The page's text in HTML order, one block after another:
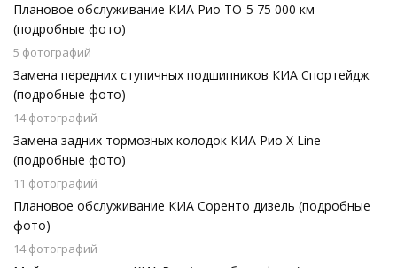
Плановое обслуживание КИА Рио ТО-5 75 000 км
(подробные фото)
5 фотографий
Замена передних ступичных подшипников КИА Спортейдж
(подробные фото)
14 фотографий
Замена задних тормозных колодок КИА Рио X Line
(подробные фото)
11 фотографий
Плановое обслуживание КИА Соренто дизель (подробные
фото)
14 фотографий